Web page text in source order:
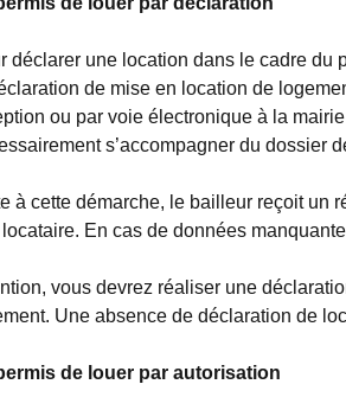
déclarer une location dans le cadre
de mise en location de
ou par voie électronique à la
s’accompagner du dossier
à cette démarche, le bailleur reçoit un
En cas de données
vous devrez réaliser une
Une absence de déclaration de
de louer par autorisation